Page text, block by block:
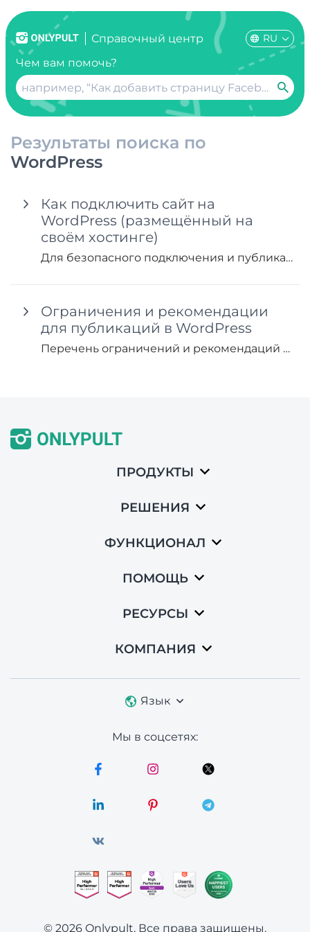
Справочный центр RU
Чем вам помочь?
Результаты поиска по
WordPress
Как подключить сайт на
WordPress (размещённый на
своём хостинге)
Для безопасного подключения и публикации постов на вашем сайте WordPress, мы используем стандартную функцию WordPress — пароли приложений (Application Passwords)....
Ограничения и рекомендации
для публикаций в WordPress
Перечень ограничений и рекомендаций для постинга в WordPress.
ПРОДУКТЫ
РЕШЕНИЯ
ФУНКЦИОНАЛ
ПОМОЩЬ
РЕСУРСЫ
КОМПАНИЯ
Язык
Мы в соцсетях:
© 2026 Onlypult. Все права защищены.